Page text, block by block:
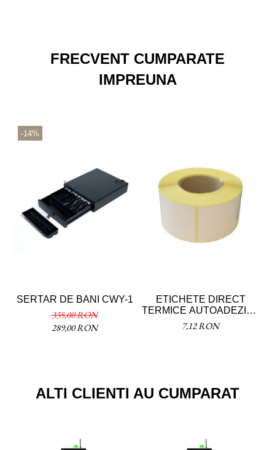
FRECVENT CUMPARATE
IMPREUNA
-14%
SERTAR DE BANI CWY-1
335,00 RON
289,00 RON
ETICHETE DIRECT
TERMICE AUTOADEZIVE
40X46 MM
7,12 RON
ALTI CLIENTI AU CUMPARAT